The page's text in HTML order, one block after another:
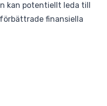
kan potentiellt leda till
finansiella